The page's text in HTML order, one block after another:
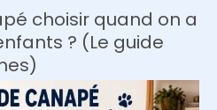
choisir quand on a
? (Le guide